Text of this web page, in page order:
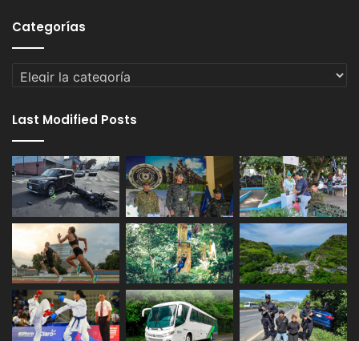
Categorías
Categorías
Last Modified Posts